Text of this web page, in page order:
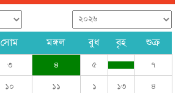
সোম মঙ্গল বুধ বৃহ শুক্র
৩ ৪ ৫ ৭
১০ ১১ ১ ১৩ ৪